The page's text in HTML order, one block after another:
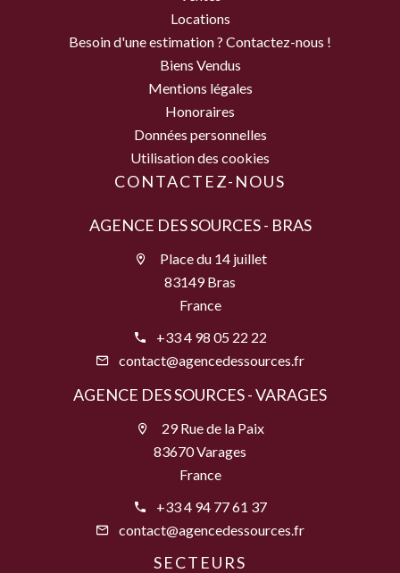
Locations
Besoin d'une estimation ? Contactez-nous !
Biens Vendus
Mentions légales
Honoraires
Données personnelles
Utilisation des cookies
CONTACTEZ-NOUS
AGENCE DES SOURCES - BRAS
Place du 14 juillet
83149 Bras
France
+33 4 98 05 22 22
contact@agencedessources.fr
AGENCE DES SOURCES - VARAGES
29 Rue de la Paix
83670 Varages
France
+33 4 94 77 61 37
contact@agencedessources.fr
SECTEURS